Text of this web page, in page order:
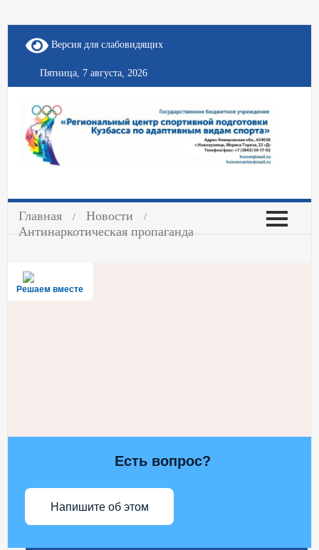
Версия для слабовидящих
Пятница, 7 августа, 2026
Главная
Новости
Антинаркотическая пропаганда
Решаем вместе
Есть вопрос?
Напишите об этом